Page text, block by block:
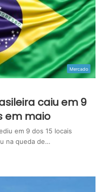
Mercado
caiu em 9
em maio
em 9 dos 15 locais
na queda de…